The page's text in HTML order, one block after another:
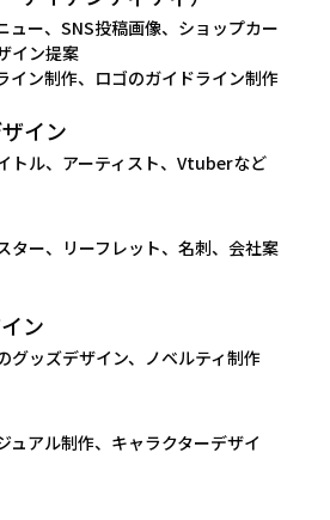
ュー、SNS投稿画像、ショップカー
イン提案
イン制作、ロゴのガイドライン制作
イン
トル、アーティスト、Vtuberなど
ター、リーフレット、名刺、会社案
ン
グッズデザイン、ノベルティ制作
ュアル制作、キャラクターデザイ